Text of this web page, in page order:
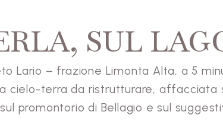
SUL
Lario – frazione Limonta Alta, a 5
cielo-terra da ristrutturare, affacciata
promontorio di Bellagio e sul